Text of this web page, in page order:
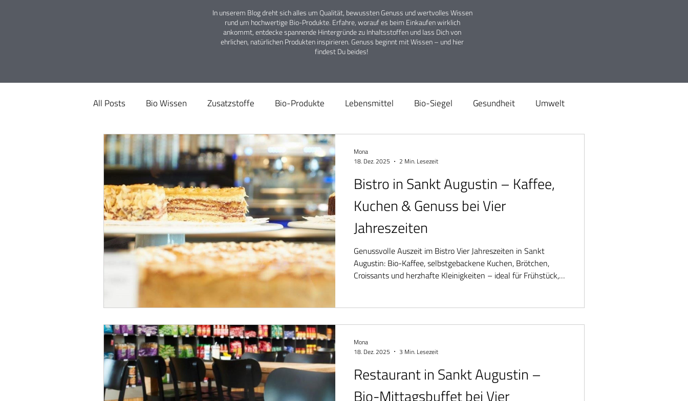
In unserem Blog dreht sich alles um Qualität, bewussten Genuss und wertvolles Wissen
rund um hochwertige Bio-Produkte. Erfahre, worauf es beim Einkaufen wirklich
ankommt, entdecke spannende Hintergründe zu Inhaltsstoffen und lass Dich von
ehrlichen, natürlichen Produkten inspirieren. Genuss beginnt mit Wissen – und hier
findest Du beides!
All Posts Bio Wissen Zusatzstoffe Bio-Produkte Lebensmittel Bio-Siegel Gesundheit Umwelt
Tierwohl Tipps Pestizide Über uns Kinder-Ernährung
App Rabatte Spartipps Ökologische Landwirtschaft Bio-Bauer Bistro Frühstück
Restaurant
Bistro in Sankt Augustin – Kaffee,
Kuchen & Genuss bei Vier
Jahreszeiten
Genussvolle Auszeit im Bistro Vier Jahreszeiten in Sankt
Augustin: Bio-Kaffee, selbstgebackene Kuchen, Brötchen,
Croissants und herzhafte Kleinigkeiten – ideal für Frühstück,
Mona
18. Dez. 2025
2 Min. Lesezeit
Restaurant in Sankt Augustin –
Bio-Mittagsbuffet bei Vier
Mona
18. Dez. 2025
3 Min. Lesezeit